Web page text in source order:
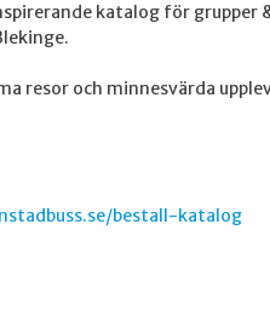
katalog för grupper
resor och minnesvärda
bestall-katalog